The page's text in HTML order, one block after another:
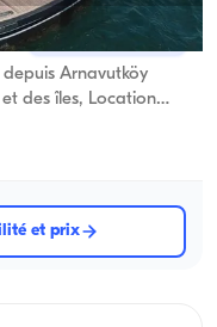
Nouveau bateau
Arnavutköy
des îles, Location
et prix